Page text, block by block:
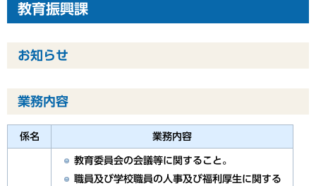
教育振興課
お知らせ
業務内容
係名 業務内容
教育委員会の会議等に関すること。
職員及び学校職員の人事及び福利厚生に関する